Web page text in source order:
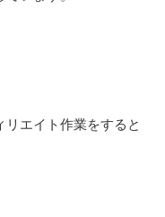
エイト作業をすると